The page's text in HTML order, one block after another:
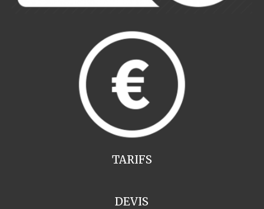
TARIFS
DEVIS